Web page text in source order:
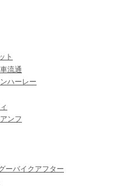
ト
流通
ハーレー
ンフ
ーバイクアフター